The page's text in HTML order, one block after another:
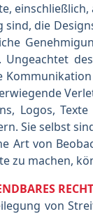
sind, die
Ungeachtet
Logos,
Sie selbst
Art von
zu machen,
von